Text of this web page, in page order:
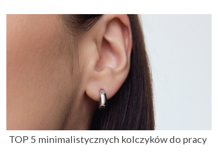
TOP 5 minimalistycznych kolczyków do pracy